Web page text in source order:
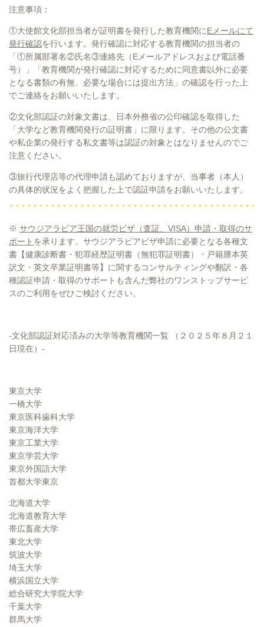
注意事項：
①大使館文化部担当者が証明書を発行した教育機関にEメールにて
発行確認を行います。発行確認に対応する教育機関の担当者の
「①所属部署名②氏名③連絡先（Eメールアドレスおよび電話番
号）」「教育機関が発行確認に対応するために同意書以外に必要
となる書類の有無、必要な場合には提出方法」の確認を行った上
でご連絡をお願いいたします。
②文化部認証の対象文書は、日本外務省の公印確認を取得した
「大学など教育機関発行の証明書」に限ります。その他の公文書
や私企業の発行する私文書等は認証の対象とはなりませんのでご
注意ください。
③旅行代理店等の代理申請も認めておりますが、当事者（本人）
の具体的状況をよく把握した上で認証申請をお願いいたします。
※ サウジアラビア王国の就労ビザ （査証、VISA）申請・取得のサ
ポート を承ります。 サウジアラビアビザ申請に必要となる各種文
書【健康診断書・犯罪経歴証明書（無犯罪証明書）・戸籍謄本英
訳文・英文卒業証明書等】に関するコンサルティングや翻訳・各
種認証申請・取得のサポートも含んだ弊社のワンストップサービ
スのご利用をぜひご検討ください。
-文化部認証対応済みの大学等教育機関一覧 （２０２５年８月２１
日現在）-
東京大学
一橋大学
東京医科歯科大学
東京海洋大学
東京工業大学
東京学芸大学
東京外国語大学
首都大学東京
北海道大学
北海道教育大学
帯広畜産大学
東北大学
筑波大学
埼玉大学
横浜国立大学
総合研究大学院大学
千葉大学
群馬大学